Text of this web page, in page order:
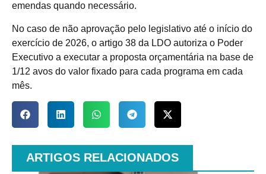
emendas quando necessário.
No caso de não aprovação pelo legislativo até o início do
exercício de 2026, o artigo 38 da LDO autoriza o Poder
Executivo a executar a proposta orçamentária na base de
1/12 avos do valor fixado para cada programa em cada
mês.
ARTIGOS RELACIONADOS